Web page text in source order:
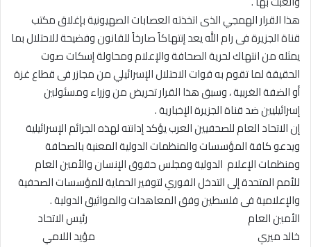
هذا القرار الهمجي الذى اتخذته العصابات الصهيونية بإغلاق مكتب
قناة الجزيرة فى رام الله يعد إنتهاكاً صارخاً للقانون وفضيحة للاحتلال بما
يمثله من انتهاك لحرية الصحافة والإعلام ومحاولة إسكات صوت
الحقيقة لما تقوم به قوات الاحتلال الإسرائيلي من مجازر فى قطاع غزة
أو الضفة الغربية ، وسبق هذا القرار تحريض من وزراء ومسئولين
إسرائيليين ضد قناة الجزيرة الإخبارية .
إن الاتحاد العام للصحفيين العرب يؤكد إدانته لهذه الجرائم الإسرائيلية
ويدعو كافة المؤسسات والمنظمات الدولية المعنية بالصحافة
ومنظمات الإعلام الدولية ومجلس حقوق الإنسان والأمين العام
للأمم المتحدة إلى التدخل الفوري لتوفير الحماية للمؤسسات الصحفية
والإعلامية فى فلسطين وفق المعاهدات والمواثيق الدولية .
الأمين العام رئيس الاتحاد
خالد ميري مؤيد اللامي